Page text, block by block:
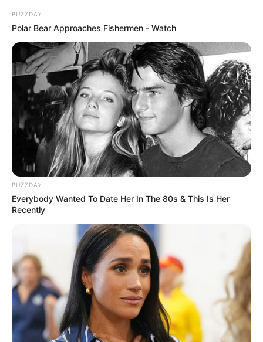
BUZZDAY
Polar Bear Approaches Fishermen - Watch
BUZZDAY
Everybody Wanted To Date Her In The 80s & This Is Her
Recently